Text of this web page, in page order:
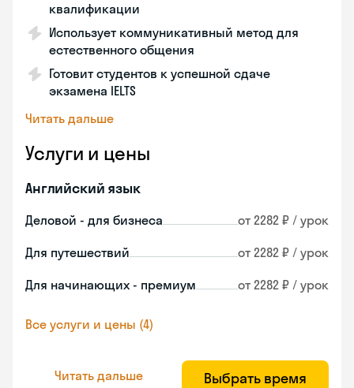
квалификации
Использует коммуникативный метод для
естественного общения
Готовит студентов к успешной сдаче
экзамена IELTS
Читать дальше
Услуги и цены
Английский язык
Деловой - для бизнеса от 2282 ₽ / урок
Для путешествий от 2282 ₽ / урок
Для начинающих - премиум от 2282 ₽ / урок
Все услуги и цены (4)
Читать дальше Выбрать время